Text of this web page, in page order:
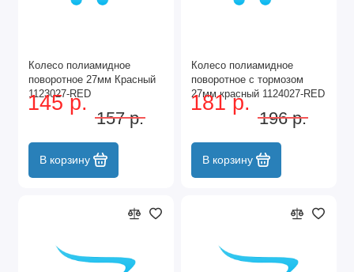
Колесо полиамидное
поворотное 27мм Красный
1123027-RED
145 р.
157 р.
В корзину
Колесо полиамидное
поворотное с тормозом
27мм красный 1124027-RED
181 р.
196 р.
В корзину